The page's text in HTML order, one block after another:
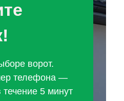
ворот.
телефона —
5 минут